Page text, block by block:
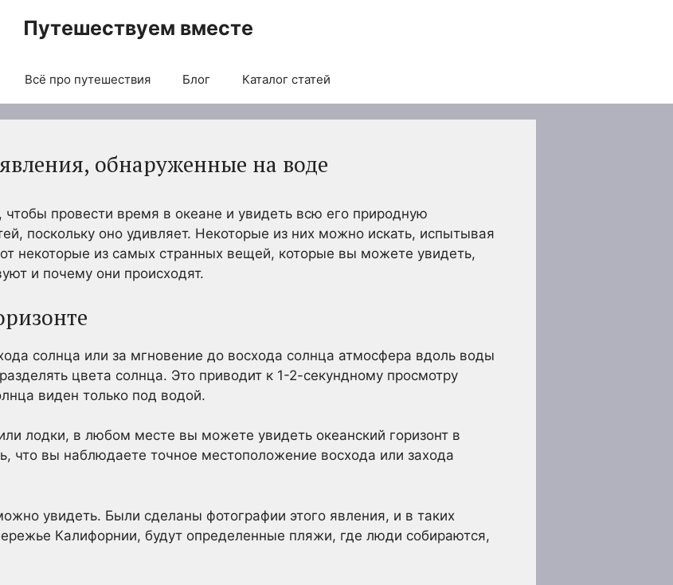
Путешествуем вместе
Всё про путешествия Блог Каталог статей
обнаруженные на воде
провести время в океане и увидеть всю его природную
поскольку оно удивляет. Некоторые из них можно искать, испытывая
некоторые из самых странных вещей, которые вы можете увидеть,
и почему они происходят.
солнца или за мгновение до восхода солнца атмосфера вдоль воды
цвета солнца. Это приводит к 1-2-секундному просмотру
виден только под водой.
лодки, в любом месте вы можете увидеть океанский горизонт в
что вы наблюдаете точное местоположение восхода или захода
увидеть. Были сделаны фотографии этого явления, и в таких
Калифорнии, будут определенные пляжи, где люди собираются,